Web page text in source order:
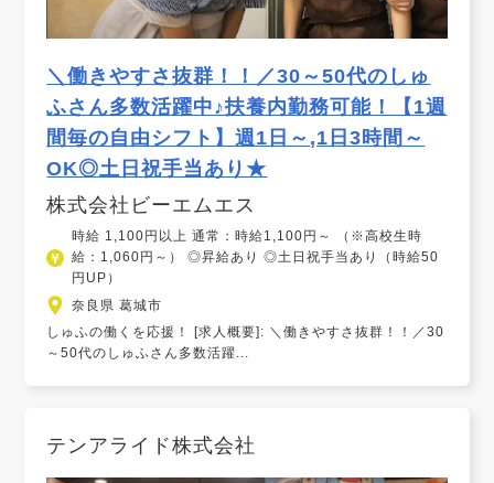
＼働きやすさ抜群！！／30～50代のしゅ
ふさん多数活躍中♪扶養内勤務可能！【1週
間毎の自由シフト】週1日～,1日3時間～
OK◎土日祝手当あり★
株式会社ビーエムエス
時給 1,100円以上 通常：時給1,100円～ （※高校生時
給：1,060円～） ◎昇給あり ◎土日祝手当あり（時給50
円UP）
奈良県 葛城市
しゅふの働くを応援！ [求人概要]: ＼働きやすさ抜群！！／30
～50代のしゅふさん多数活躍...
テンアライド株式会社